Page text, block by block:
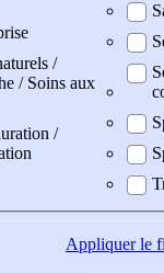
/
/ Soins aux
/
Appliquerle